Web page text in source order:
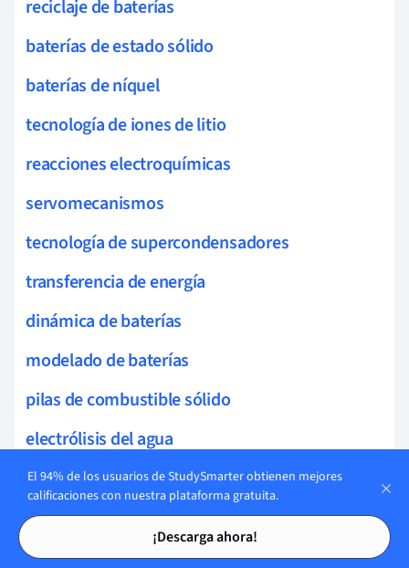
Tarjetas de estudio
Tarjetas de estudio
reciclaje de baterías
baterías de estado sólido
baterías de níquel
tecnología de iones de litio
reacciones electroquímicas
servomecanismos
tecnología de supercondensadores
transferencia de energía
dinámica de baterías
modelado de baterías
pilas de combustible sólido
electrólisis del agua
química de baterías
amplificadores
tecnología de almacenamiento portátil
El 94% de los usuarios de StudySmarter obtienen mejores
calificaciones con nuestra plataforma gratuita.
¡Descarga ahora!